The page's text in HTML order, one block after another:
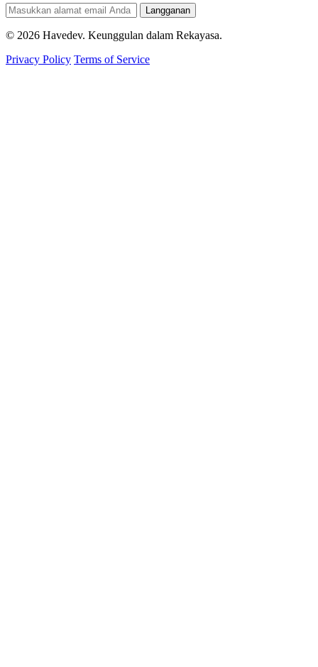
Langganan
© 2026 Havedev. Keunggulan dalam Rekayasa.
Privacy Policy Terms of Service